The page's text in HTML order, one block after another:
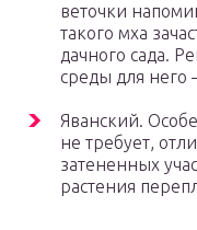
веточки
такого мха
дачного сада.
среды для него
Яванский.
не требует,
затененных
растения